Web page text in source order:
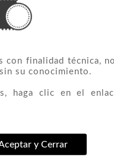
finalidad técnica,
su conocimiento.
haga clic en el
y Cerrar
Tripticos Rey